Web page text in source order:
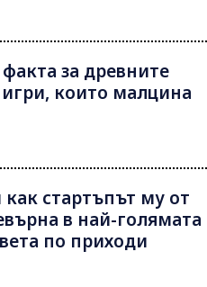
за древните
които малцина
стартъпът му от
в най-голямата
по приходи